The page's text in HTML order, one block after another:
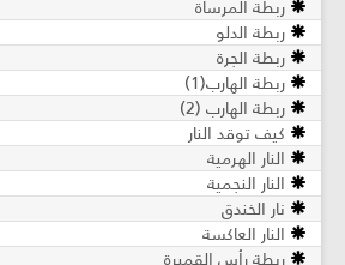
ربطة المرساة
ربطة الدلو
ربطة الجرة
ربطة الهارب(1)
ربطة الهارب (2)
كيف توقد النار
النار الهرمية
النار النجمية
نار الخندق
النار العاكسة
ربطة رأس القمبرة